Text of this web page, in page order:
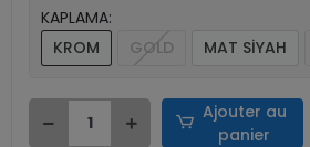
KAPLAMA:
KROM
GOLD MAT SİYAH
Ajouter au
panier